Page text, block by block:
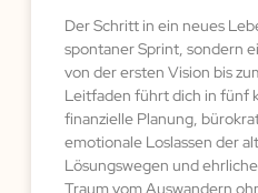
Der Schritt in ein neues
spontaner Sprint, sondern
von der ersten Vision bis
Leitfaden führt dich in fünf
finanzielle Planung,
emotionale Loslassen der
Lösungswegen und
Traum vom Auswandern